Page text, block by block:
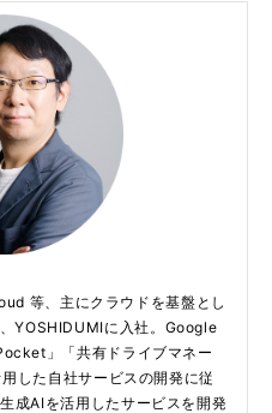
等、主にクラウドを基盤とし
YOSHIDUMIに入社。Google
」「共有ドライブマネー
した自社サービスの開発に従
成AIを活用したサービスを開発